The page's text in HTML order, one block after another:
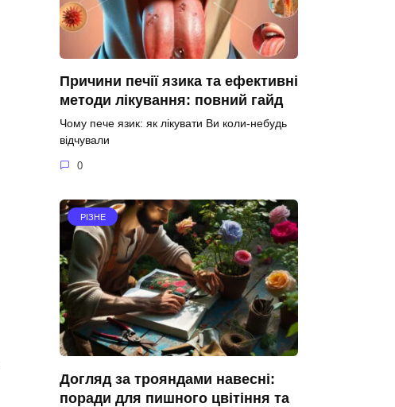
Причини печії язика та ефективні
методи лікування: повний гайд
Чому пече язик: як лікувати Ви коли-небудь
відчували
0
РІЗНЕ
Догляд за трояндами навесні:
поради для пишного цвітіння та